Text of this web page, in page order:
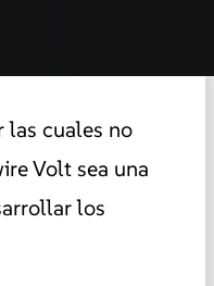
las cuales no
Volt sea una
los